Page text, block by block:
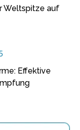
Weltspitze auf
Effektive